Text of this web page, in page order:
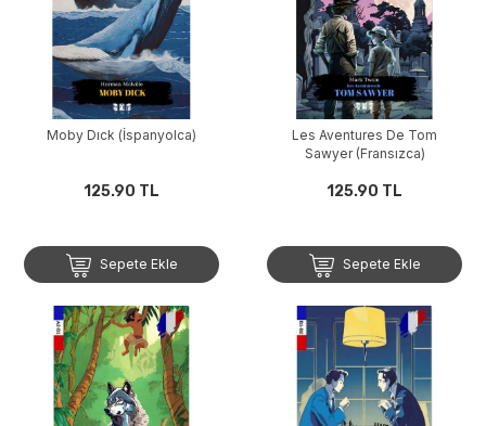
Moby Dıck (İspanyolca)
125.90 TL
Sepete Ekle
Les Aventures De Tom
Sawyer (Fransızca)
125.90 TL
Sepete Ekle